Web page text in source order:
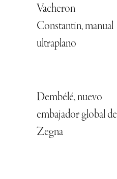
Vacheron
Constantin, manual
ultraplano
Dembélé, nuevo
embajador global de
Zegna